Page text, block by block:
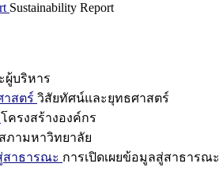
Sustainability Report
บริหาร
สตร์ วิสัยทัศน์และยุทธศาสตร์
โครงสร้างองค์กร
สภามหาวิทยาลัย
สาธารณะ การเปิดเผยข้อมูลสู่สาธารณะ